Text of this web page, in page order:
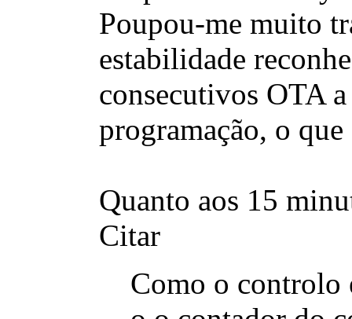
Poupou-me muito
estabilidade
consecutivos OTA
programação, o
Quanto aos 15
Citar
Como o controlo